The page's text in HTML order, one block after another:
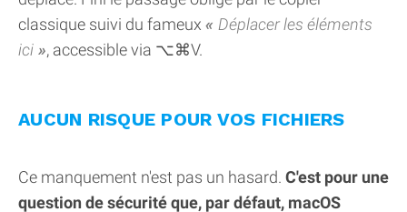
classique suivi du fameux
Déplacer les éléments
ici
, accessible via ⌥⌘V.
AUCUN RISQUE POUR VOS FICHIERS
Ce manquement n'est pas un hasard. C'est pour une
question de sécurité que, par défaut, macOS